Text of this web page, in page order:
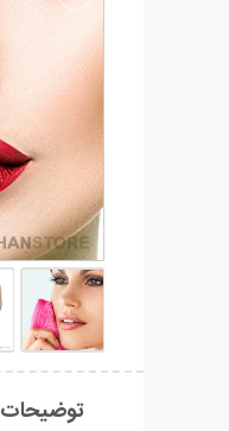
توضیحات